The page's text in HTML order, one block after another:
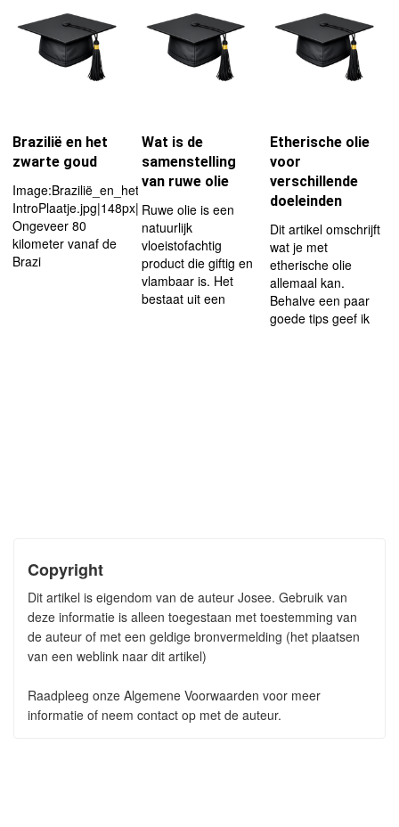
Brazilië en het
zwarte goud
Image:Brazilië_en_het_zwarte_goud-
IntroPlaatje.jpg|148px|left
Ongeveer 80
kilometer vanaf de
Brazi
Wat is de
samenstelling
van ruwe olie
Ruwe olie is een
natuurlijk
vloeistofachtig
product die giftig en
vlambaar is. Het
bestaat uit een
Etherische olie
voor
verschillende
doeleinden
Dit artikel omschrijft
wat je met
etherische olie
allemaal kan.
Behalve een paar
goede tips geef ik
Copyright
Dit artikel is eigendom van de auteur Josee. Gebruik van
deze informatie is alleen toegestaan met toestemming van
de auteur of met een geldige bronvermelding (het plaatsen
van een weblink naar dit artikel)
Raadpleeg onze Algemene Voorwaarden voor meer
informatie of neem contact op met de auteur.